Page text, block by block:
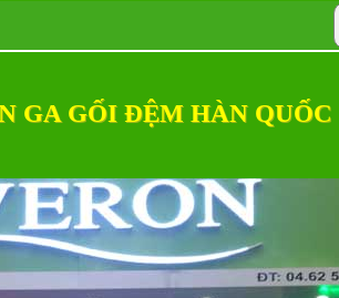
GA GỐI ĐỆM HÀN